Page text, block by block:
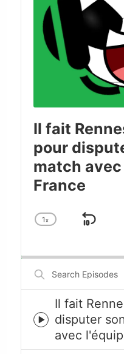
Il fait
pour
match
France
Change
1x
Skip
Search
Episodes
Episode
play
icon
Il fait
disputer
avec